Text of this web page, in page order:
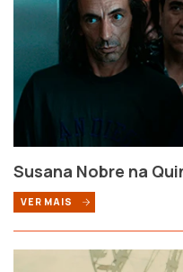
Susana Nobre na
VER MAIS